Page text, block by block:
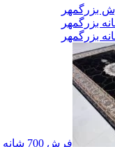
بزرگمهر
فرش 700 شانه بزرگمهر